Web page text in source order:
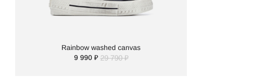
Rainbow washed canvas
9 990 ₽ 29 790 ₽